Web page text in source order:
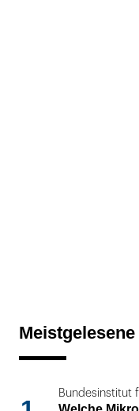
Bundesinstitut